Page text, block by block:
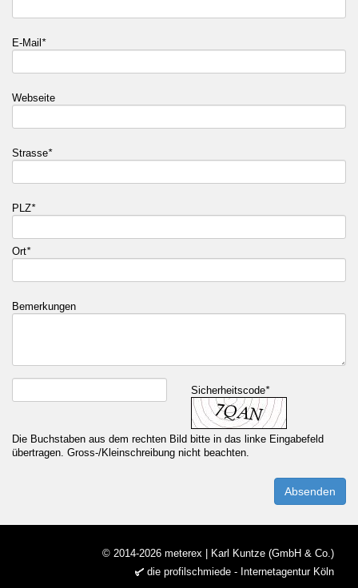
E-Mail *
Webseite
Strasse*
PLZ*
Ort*
Bemerkungen
Sicherheitscode*
Die Buchstaben aus dem rechten Bild bitte in das linke Eingabefeld
übertragen. Gross-/Kleinschreibung nicht beachten.
Absenden
© 2014-2026 meterex | Karl Kuntze (GmbH & Co.)
die profilschmiede - Internetagentur Köln